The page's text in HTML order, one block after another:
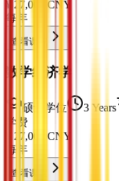
¥ 27,000
CNY
每年
查看课程
数学经济学
硕士学位 3 Years
学费
27,000
CNY
每年
查看课程